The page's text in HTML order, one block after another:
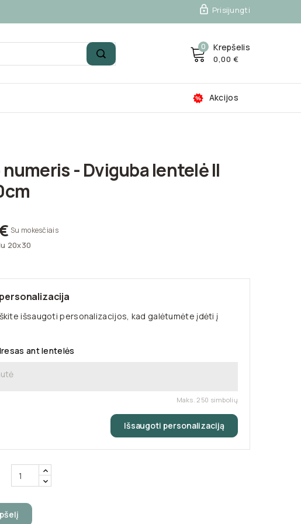
 Prisijungti
0 Krepšelis
0,00 €
Akcijos
numeris - Dviguba lentelė II
Su mokesčiais
20x30
išsaugoti personalizacijos, kad galėtumėte įdėti į
ant lentelės
Maks. 250 simbolių
Išsaugoti personalizaciją